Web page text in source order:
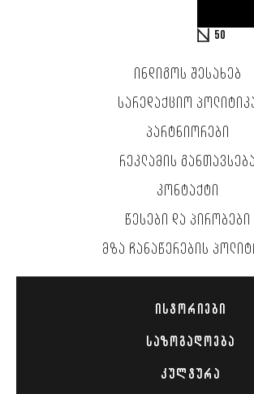
50
ᲘᲜᲓᲘᲒᲝᲡ ᲨᲔᲡᲐᲮᲔᲑ
ᲡᲐᲠᲔᲓᲐᲥᲪᲘᲝ
ᲞᲐᲠᲢᲜᲘᲝᲠᲔᲑᲘ
ᲠᲔᲙᲚᲐᲛᲘᲡ ᲒᲐᲜᲗᲐᲕᲡᲔᲑᲐ
ᲙᲝᲜᲢᲐᲥᲢᲘ
ᲬᲔᲡᲔᲑᲘ ᲓᲐ ᲞᲘᲠᲝᲑᲔᲑᲘ
ᲛᲖᲐ ᲩᲐᲜᲐᲬᲔᲠᲔᲑᲘᲡ
ᲘᲡᲢᲝᲠᲘᲔᲑᲘ
ᲡᲐᲖᲝᲒᲐᲓᲝᲔᲑᲐ
ᲙᲣᲚᲢᲣᲠᲐ